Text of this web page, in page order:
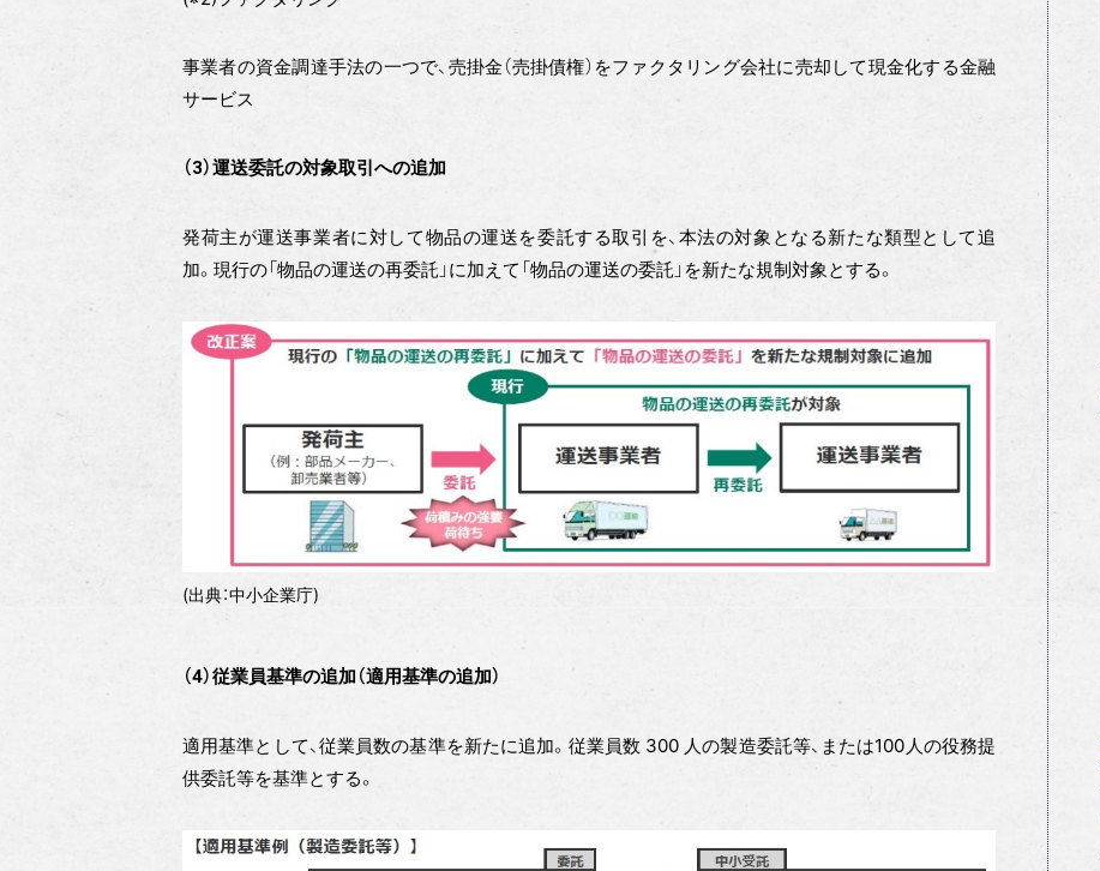
事業者の資金調達手法の一つで、売掛金（売掛債権）をファクタリング会社に売却して現金化する金融
サービス
（3）運送委託の対象取引への追加
発荷主が運送事業者に対して物品の運送を委託する取引を、本法の対象となる新たな類型として追
加。現行の「物品の運送の再委託」に加えて「物品の運送の委託」を新たな規制対象とする。
(出典：中小企業庁)
（4）従業員基準の追加（適用基準の追加）
適用基準として、従業員数の基準を新たに追加。従業員数 300 人の製造委託等、または100人の役務提
供委託等を基準とする。